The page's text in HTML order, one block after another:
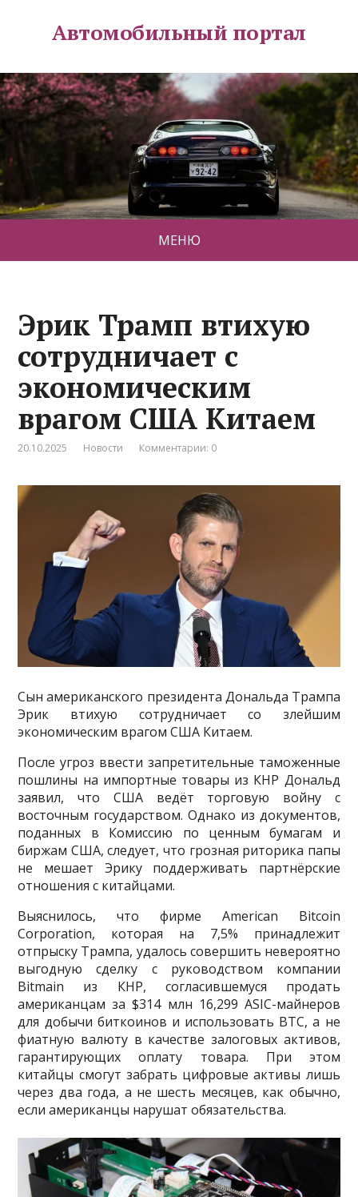
Автомобильный портал
МЕНЮ
Эрик Трамп втихую
сотрудничает с
экономическим
врагом США Китаем
20.10.2025 Новости Комментарии: 0
Сын американского президента Дональда Трампа
Эрик втихую сотрудничает со злейшим
экономическим врагом США Китаем.
После угроз ввести запретительные таможенные
пошлины на импортные товары из КНР Дональд
заявил, что США ведёт торговую войну с
восточным государством. Однако из документов,
поданных в Комиссию по ценным бумагам и
биржам США, следует, что грозная риторика папы
не мешает Эрику поддерживать партнёрские
отношения с китайцами.
Выяснилось, что фирме American Bitcoin
Corporation, которая на 7,5% принадлежит
отпрыску Трампа, удалось совершить невероятно
выгодную сделку с руководством компании
Bitmain из КНР, согласившемуся продать
американцам за $314 млн 16,299 ASIC-майнеров
для добычи биткоинов и использовать BTC, а не
фиатную валюту в качестве залоговых активов,
гарантирующих оплату товара. При этом
китайцы смогут забрать цифровые активы лишь
через два года, а не шесть месяцев, как обычно,
если американцы нарушат обязательства.